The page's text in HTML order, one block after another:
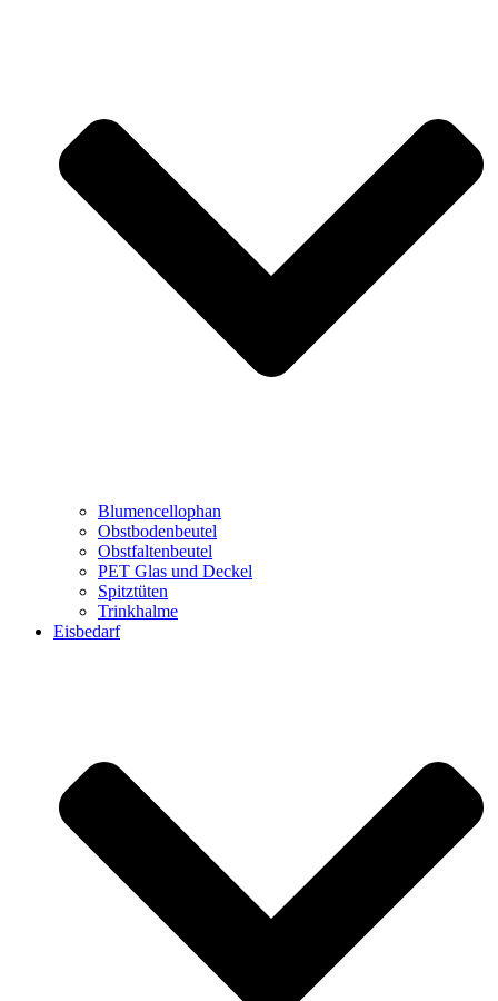
Blumencellophan
Obstbodenbeutel
Obstfaltenbeutel
PET Glas und Deckel
Spitztüten
Trinkhalme
Eisbedarf